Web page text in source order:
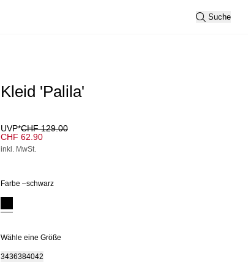
Suche
Kleid 'Palila'
UVP*CHF 129.00
CHF 62.90
inkl. MwSt.
Farbe –schwarz
Wähle eine Größe
3436384042